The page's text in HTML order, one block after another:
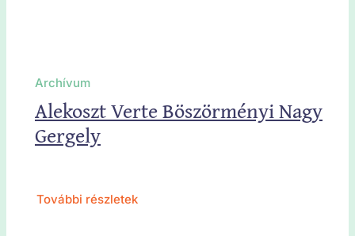
Archívum
Alekoszt Verte Böszörményi Nagy
Gergely
További részletek